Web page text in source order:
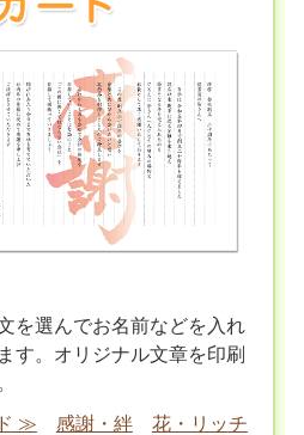
を選んでお名前などを入れ
す。オリジナル文章を印刷
≫
感謝・絆 花・リッチ